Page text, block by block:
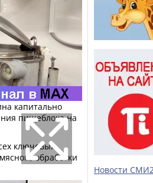
капитально
пищеблока на
ключевых
обработки
Новости